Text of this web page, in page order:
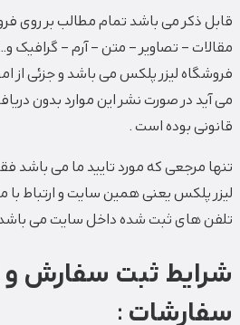
قابل ذکر می باشد تمام مطالب بر روی
مقالات – تصاویر – متن – آرم – گرافیک
فروشگاه لیزر پلکس می باشد و جزئی از
می آید در صورت نشر این موارد بدون
قانونی بوده است .
تنها مرجعی که مورد تایید ما می باشد
لیزر پلکس یعنی همین سایت و ارتباط با
تلفن های ثبت شده داخل سایت می
شرایط ثبت سفارش و
سفارشات :